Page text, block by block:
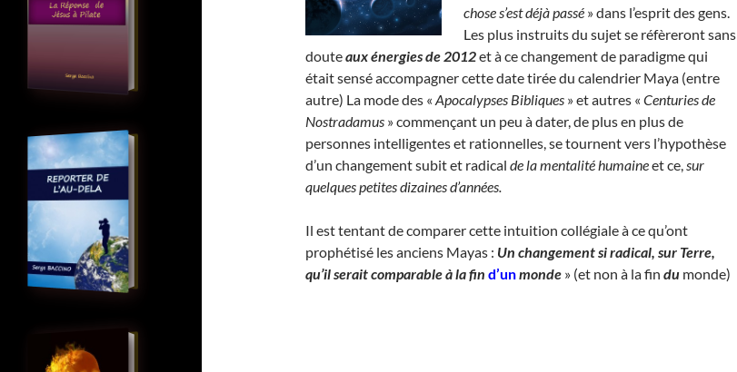
chose s’est déjà passé » dans l’esprit des gens.
Les plus instruits du sujet se réfèreront sans
douteaux énergies de 2012et à ce changement de paradigme qui
était sensé accompagner cette date tirée du calendrier Maya (entre
autre) La mode des « Apocalypses Bibliques » et autres « Centuries de
Nostradamus » commençant un peu à dater, de plus en plus de
personnes intelligentes et rationnelles, se tournent vers l’hypothèse
d’un changement subit et radical de la mentalité humaineet ce,sur
quelques petites dizaines d’années.
Il est tentant de comparer cette intuition collégiale à ce qu’ont
prophétisé les anciens Mayas : Un changement si radical, sur Terre,
qu’il serait comparable à la fin d’unmonde » (et non à la fin du monde)